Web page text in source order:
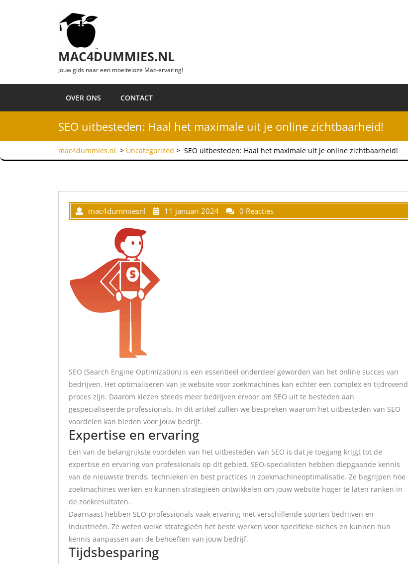
MAC4DUMMIES.NL
Jouw gids naar een moeiteloze Mac-ervaring!
OVER ONS CONTACT
SEO uitbesteden: Haal het maximale uit je online zichtbaarheid!
mac4dummies.nl > Uncategorized > SEO uitbesteden: Haal het maximale uit je online zichtbaarheid!
mac4dummiesnl 11 januari 2024 0 Reacties
SEO (Search Engine Optimization) is een essentieel onderdeel geworden van het online succes van
bedrijven. Het optimaliseren van je website voor zoekmachines kan echter een complex en tijdrovend
proces zijn. Daarom kiezen steeds meer bedrijven ervoor om SEO uit te besteden aan
gespecialiseerde professionals. In dit artikel zullen we bespreken waarom het uitbesteden van SEO
voordelen kan bieden voor jouw bedrijf.
Expertise en ervaring
Een van de belangrijkste voordelen van het uitbesteden van SEO is dat je toegang krijgt tot de
expertise en ervaring van professionals op dit gebied. SEO-specialisten hebben diepgaande kennis
van de nieuwste trends, technieken en best practices in zoekmachineoptimalisatie. Ze begrijpen hoe
zoekmachines werken en kunnen strategieën ontwikkelen om jouw website hoger te laten ranken in
de zoekresultaten.
Daarnaast hebben SEO-professionals vaak ervaring met verschillende soorten bedrijven en
industrieën. Ze weten welke strategieën het beste werken voor specifieke niches en kunnen hun
kennis aanpassen aan de behoeften van jouw bedrijf.
Tijdsbesparing